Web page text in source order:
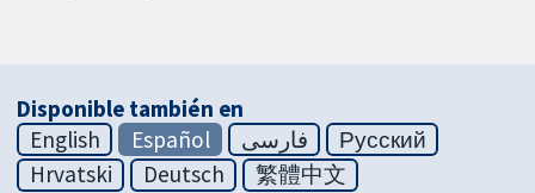
Disponible también en
English
Español فارسی
Русский
Hrvatski
Deutsch 繁體中文